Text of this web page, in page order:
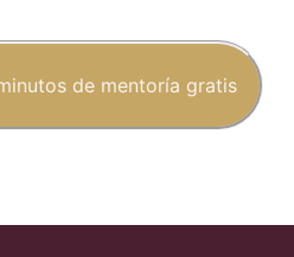
de mentoría gratis